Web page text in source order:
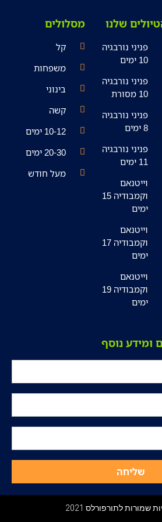
שלנו
פניני נורבגיה
10 ימים
פניני נורבגיה
10 מסורת
פניני נורבגיה
8 ימים
פניני נורבגיה
11 ימים
וייטנאם
וקמבודיה 15
ימים
וייטנאם
וקמבודיה 17
ימים
וייטנאם
וקמבודיה 19
ימים
מסלולים
קל
משפחות
בינוני
קשה
10-12 ימים
20-30 ימים
מעל חודש
ומידע נוסף
שליחה
שמורות לתורפורלס 2021